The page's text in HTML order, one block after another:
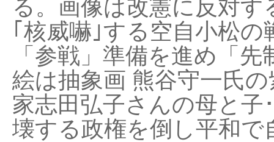
る。画像は改憲に反対
｢核威嚇｣する空自小松
「参戦」準備を進め「
絵は抽象画 熊谷守一氏
家志田弘子さんの母と子
壊する政権を倒し平和